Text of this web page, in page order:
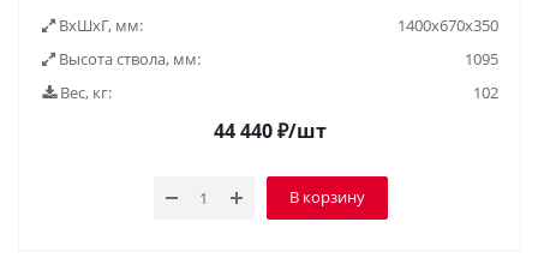
ВxШxГ, мм:
1400х670х350
Высота ствола, мм:
1095
Вес, кг:
102
44 440₽/шт
В корзину